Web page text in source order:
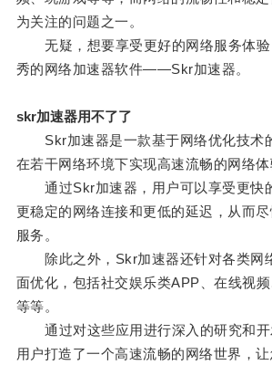
为关注的问题之一。
无疑，想要享受更好的网络服务体验
秀的网络加速器软件——Skr加速器。
skr加速器用不了了
Skr加速器是一款基于网络优化技术
在若干网络环境下实现高速流畅的网络体
通过Skr加速器，用户可以享受更快的
更稳定的网络连接和更低的延迟，从而
服务。
除此之外，Skr加速器还针对各类网
面优化，包括社交娱乐类APP、在线视
等等。
通过对这些应用进行深入的研究和开
用户打造了一个高速流畅的网络世界，